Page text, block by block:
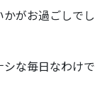
がお過ごしでし
な毎日なわけで